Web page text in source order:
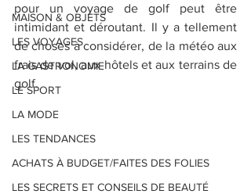
MAISON & OBJETS
LES VOYAGES
LA GASTRONOMIE
LE SPORT
LA MODE
LES TENDANCES
ACHATS À BUDGET/FAITES DES FOLIES
LES SECRETS ET CONSEILS DE BEAUTÉ
pour un voyage de golf peut être
intimidant et déroutant. Il y a tellement
de choses à considérer, de la météo aux
frais de vol, aux hôtels et aux terrains de
golf.